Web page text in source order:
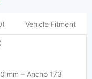
Vehicle Fitment
mm – Ancho 173